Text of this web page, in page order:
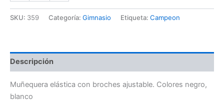
SKU: 359 Categoría: Gimnasio Etiqueta: Campeon
Descripción
Muñequera elástica con broches ajustable. Colores negro,
blanco